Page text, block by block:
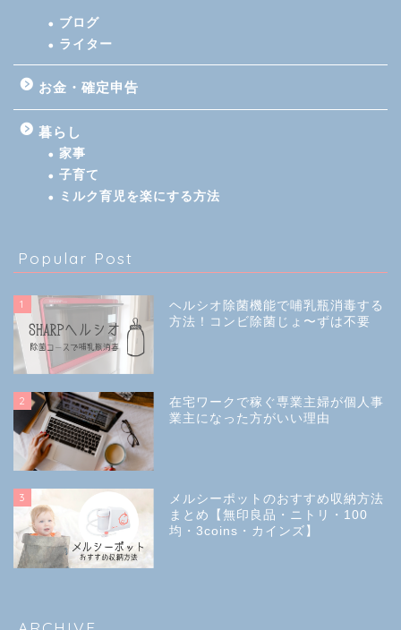
ブログ
ライター
お金・確定申告
暮らし
家事
子育て
ミルク育児を楽にする方法
Popular Post
1
ヘルシオ除菌機能で哺乳瓶消毒する
方法！コンビ除菌じょ〜ずは不要
2
在宅ワークで稼ぐ専業主婦が個人事
業主になった方がいい理由
3
メルシーポットのおすすめ収納方法
まとめ【無印良品・ニトリ・100
均・3coins・カインズ】